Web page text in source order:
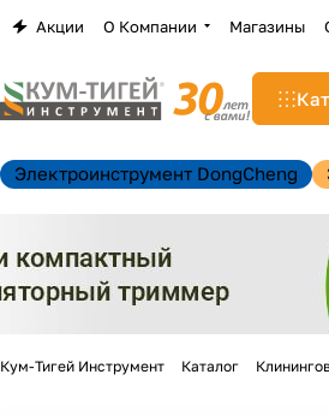
Акции О Компании Магазины
Электроинструмент DongCheng
Кум-Тигей Инструмент Каталог